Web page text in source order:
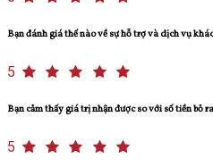
Bạn đánh giá thế nào về sự hỗ trợ và dịch vụ
5
Bạn cảm thấy giá trị nhận được so với số tiền bỏ
5